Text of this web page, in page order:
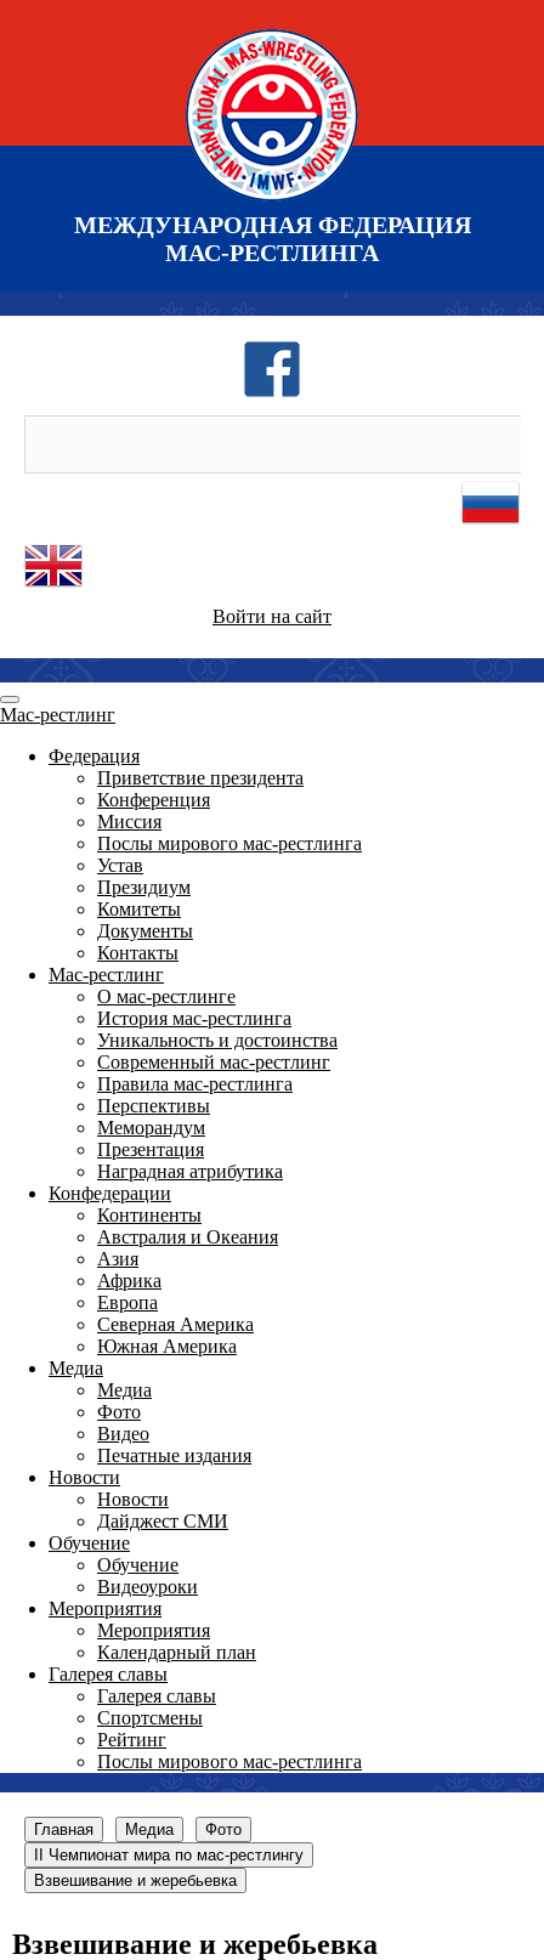
МЕЖДУНАРОДНАЯ ФЕДЕРАЦИЯ
МАС-РЕСТЛИНГА
Войти на сайт
Мас-рестлинг
Федерация
Приветствие президента
Конференция
Миссия
Послы мирового мас-рестлинга
Устав
Президиум
Комитеты
Документы
Контакты
Мас-рестлинг
О мас-рестлинге
История мас-рестлинга
Уникальность и достоинства
Современный мас-рестлинг
Правила мас-рестлинга
Перспективы
Меморандум
Презентация
Наградная атрибутика
Конфедерации
Континенты
Австралия и Океания
Азия
Африка
Европа
Северная Америка
Южная Америка
Медиа
Медиа
Фото
Видео
Печатные издания
Новости
Новости
Дайджест СМИ
Обучение
Обучение
Видеоуроки
Мероприятия
Мероприятия
Календарный план
Галерея славы
Галерея славы
Спортсмены
Рейтинг
Послы мирового мас-рестлинга
Главная Медиа
Фото
II Чемпионат мира по мас-рестлингу
Взвешивание и жеребьевка
Взвешивание и жеребьевка